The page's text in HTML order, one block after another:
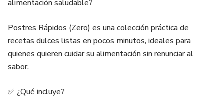
alimentación saludable?
Postres Rápidos (Zero) es una colección práctica de
recetas dulces listas en pocos minutos, ideales para
quienes quieren cuidar su alimentación sin renunciar al
sabor.
✅ ¿Qué incluye?